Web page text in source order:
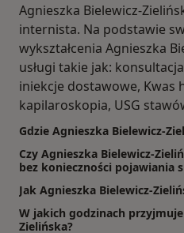
Agnieszka Bielewicz-
internista. Na podstawie
wykształcenia Agnieszka
usługi takie jak:
iniekcje dostawowe, Kwas
kapilaroskopia, USG
Gdzie Agnieszka Bielewicz-
Czy Agnieszka Bielewicz-
bez konieczności pojawiania
Jak Agnieszka Bielewicz-
W jakich godzinach
Zielińska?